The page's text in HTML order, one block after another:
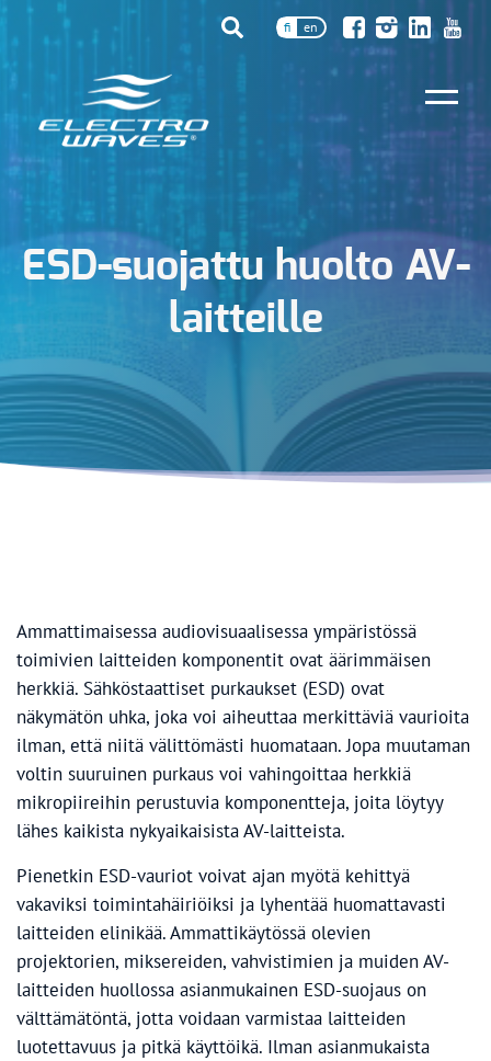
fi en
ESD-suojattu huolto AV-
laitteille
Ammattimaisessa audiovisuaalisessa ympäristössä
toimivien laitteiden komponentit ovat äärimmäisen
herkkiä. Sähköstaattiset purkaukset (ESD) ovat
näkymätön uhka, joka voi aiheuttaa merkittäviä vaurioita
ilman, että niitä välittömästi huomataan. Jopa muutaman
voltin suuruinen purkaus voi vahingoittaa herkkiä
mikropiireihin perustuvia komponentteja, joita löytyy
lähes kaikista nykyaikaisista AV-laitteista.
Pienetkin ESD-vauriot voivat ajan myötä kehittyä
vakaviksi toimintahäiriöiksi ja lyhentää huomattavasti
laitteiden elinikää. Ammattikäytössä olevien
projektorien, miksereiden, vahvistimien ja muiden AV-
laitteiden huollossa asianmukainen ESD-suojaus on
välttämätöntä, jotta voidaan varmistaa laitteiden
luotettavuus ja pitkä käyttöikä. Ilman asianmukaista